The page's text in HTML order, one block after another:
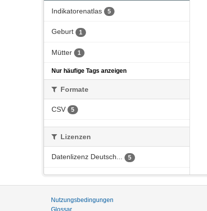
Indikatorenatlas 5
Geburt 1
Mütter 1
Nur häufige Tags anzeigen
Formate
CSV 5
Lizenzen
Datenlizenz Deutsch... 5
Nutzungsbedingungen
Glossar